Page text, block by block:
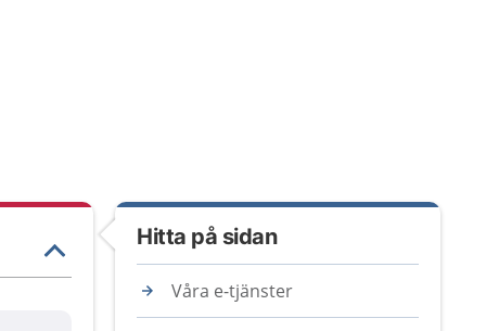
Hitta på sidan
Våra e-tjänster